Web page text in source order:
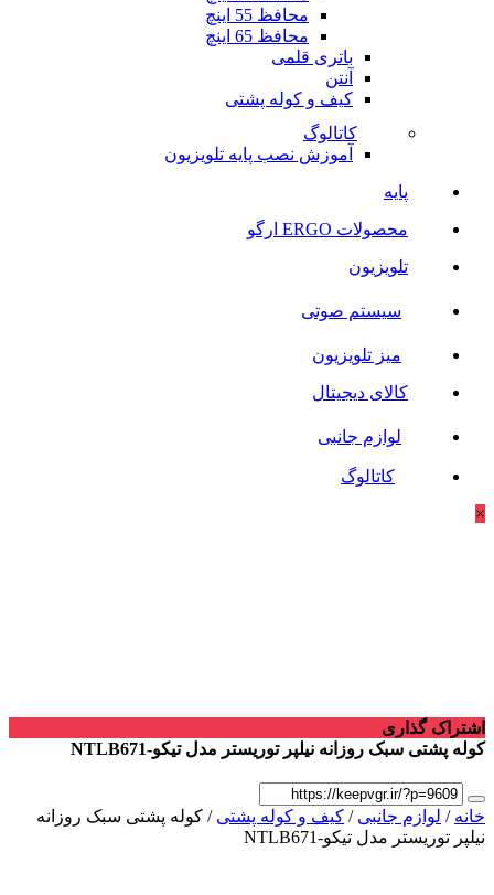
محافظ 55 اینچ
محافظ 65 اینچ
باتری قلمی
آنتن
کیف و کوله پشتی
کاتالوگ
آموزش نصب پایه تلویزیون
پایه
محصولات ERGO ارگو
تلویزیون
سیستم صوتی
میز تلویزیون
کالای دیجیتال
لوازم جانبی
کاتالوگ
×
اشتراک گذاری
کوله پشتی سبک روزانه نیلپر توریستر مدل تیکو-NTLB671
خانه / لوازم جانبی / کیف و کوله پشتی / کوله پشتی سبک روزانه
نیلپر توریستر مدل تیکو-NTLB671